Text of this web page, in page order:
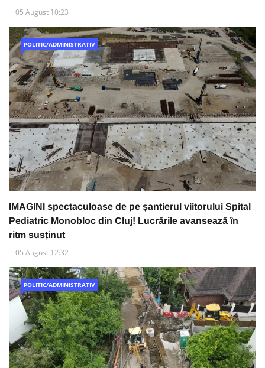
05 August 10:23
POLITIC/ADMINISTRATIV
IMAGINI spectaculoase de pe șantierul viitorului Spital
Pediatric Monobloc din Cluj! Lucrările avansează în
ritm susținut
05 August 12:32
POLITIC/ADMINISTRATIV